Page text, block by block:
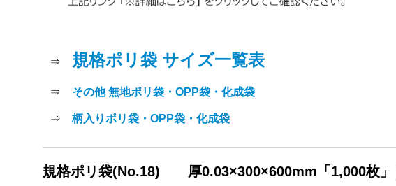
⇒ 規格ポリ袋 サイズ一覧表
⇒ その他 無地ポリ袋・OPP袋・化成袋
⇒ 柄入りポリ袋・OPP袋・化成袋
規格ポリ袋(No.18) 厚0.03×300×600mm「1,000枚」